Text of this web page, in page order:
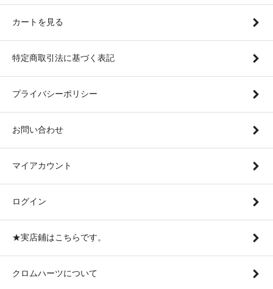
カートを見る
特定商取引法に基づく表記
プライバシーポリシー
お問い合わせ
マイアカウント
ログイン
★実店鋪はこちらです。
クロムハーツについて